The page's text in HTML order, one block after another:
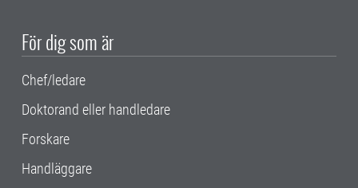
För dig som är
Chef/ledare
Doktorand eller handledare
Forskare
Handläggare